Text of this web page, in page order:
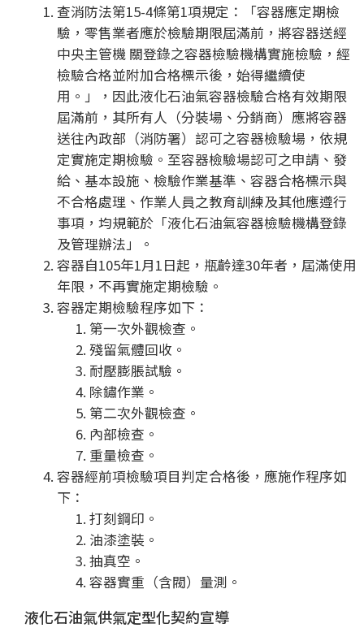
查消防法第15-4條第1項規定：「容器應定期檢
驗，零售業者應於檢驗期限屆滿前，將容器送經
中央主管機 關登錄之容器檢驗機構實施檢驗，經
檢驗合格並附加合格標示後，始得繼續使
用。」，因此液化石油氣容器檢驗合格有效期限
屆滿前，其所有人（分裝場、分銷商）應將容器
送往內政部（消防署）認可之容器檢驗場，依規
定實施定期檢驗。至容器檢驗場認可之申請、發
給、基本設施、檢驗作業基準、容器合格標示與
不合格處理、作業人員之教育訓練及其他應遵行
事項，均規範於「液化石油氣容器檢驗機構登錄
及管理辦法」。
容器自105年1月1日起，瓶齡達30年者，屆滿使用
年限，不再實施定期檢驗。
容器定期檢驗程序如下：
第一次外觀檢查。
殘留氣體回收。
耐壓膨脹試驗。
除鏽作業。
第二次外觀檢查。
內部檢查。
重量檢查。
容器經前項檢驗項目判定合格後，應施作程序如
下：
打刻鋼印。
油漆塗裝。
抽真空。
容器實重（含閥）量測。
液化石油氣供氣定型化契約宣導